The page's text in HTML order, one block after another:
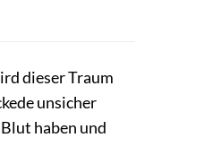
dieser Traum
unsicher
haben und